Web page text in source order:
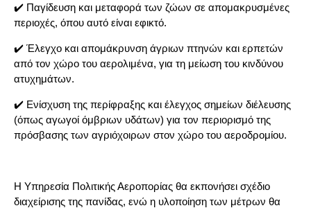
✔️ Παγίδευση και μεταφορά των ζώων σε απομακρυσμένες
περιοχές, όπου αυτό είναι εφικτό.
✔️ Έλεγχο και απομάκρυνση άγριων πτηνών και ερπετών
από τον χώρο του αερολιμένα, για τη μείωση του κινδύνου
ατυχημάτων.
✔️ Ενίσχυση της περίφραξης και έλεγχος σημείων διέλευσης
(όπως αγωγοί όμβριων υδάτων) για τον περιορισμό της
πρόσβασης των αγριόχοιρων στον χώρο του αεροδρομίου.
Η Υπηρεσία Πολιτικής Αεροπορίας θα εκπονήσει σχέδιο
διαχείρισης της πανίδας, ενώ η υλοποίηση των μέτρων θα